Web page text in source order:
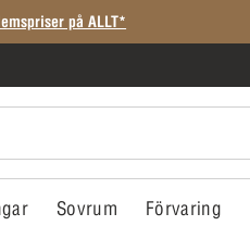
på ALLT*
Sovrum Förvaring